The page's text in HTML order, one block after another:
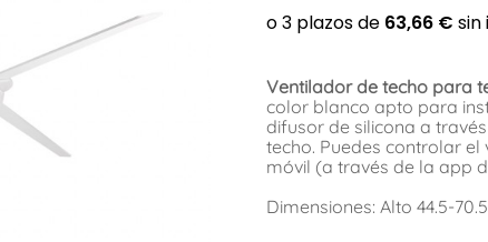
Ventilador de techo para
color blanco apto para
difusor de silicona a
techo. Puedes controlar
móvil (a través de la app
Dimensiones: Alto 44.5-